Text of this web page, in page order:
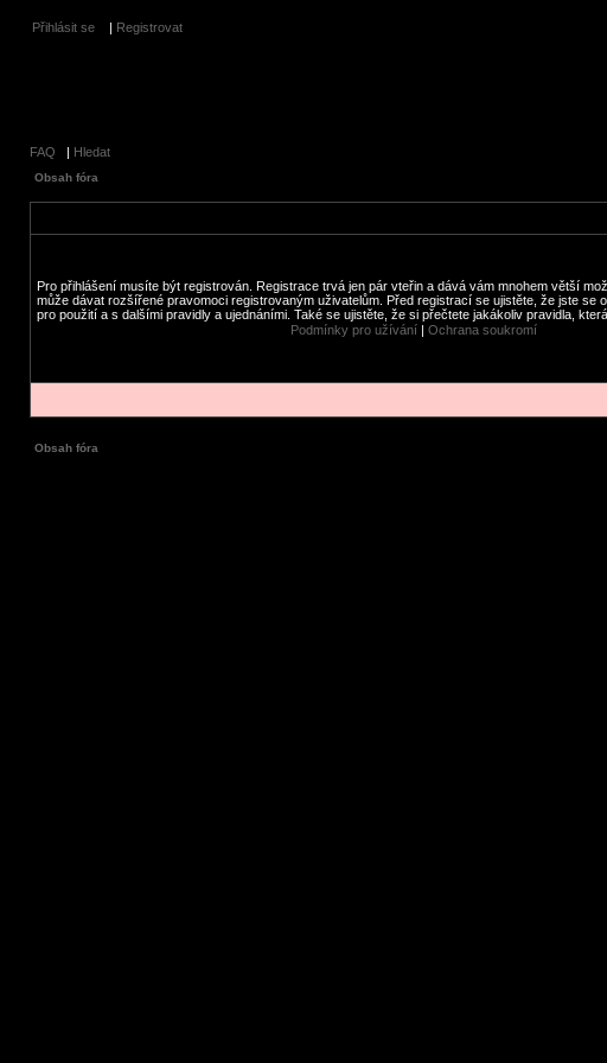
Přihlásit se | Registrovat
FAQ | Hledat
Obsah fóra
Pro přihlášení musíte být registrován. Registrace trvá jen pár vteřin a dává vám mnohem větší
může dávat rozšířené pravomoci registrovaným uživatelům. Před registrací se ujistěte, že jste se
pro použití a s dalšími pravidly a ujednáními. Také se ujistěte, že si přečtete jakákoliv pravidla,
Podmínky pro užívání| Ochrana soukromí
Obsah fóra